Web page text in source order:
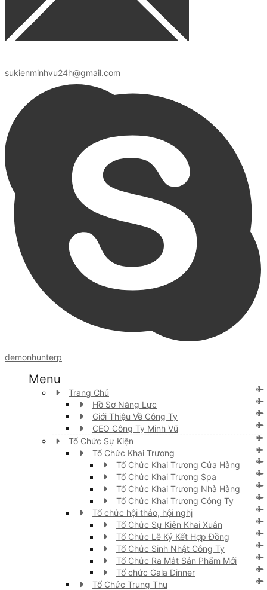
sukienminhvu24h@gmail.com
demonhunterp
Menu
Trang Chủ
Hồ Sơ Năng Lực
Giới Thiệu Về Công Ty
CEO Công Ty Minh Vũ
Tổ Chức Sự Kiện
Tổ Chức Khai Trương
Tổ Chức Khai Trương Cửa Hàng
Tổ Chức Khai Trương Spa
Tổ Chức Khai Trương Nhà Hàng
Tổ Chức Khai Trương Công Ty
Tổ chức hội thảo, hội nghị
Tổ Chức Sự Kiện Khai Xuân
Tổ Chức Lễ Ký Kết Hợp Đồng
Tổ Chức Sinh Nhật Công Ty
Tổ Chức Ra Mắt Sản Phẩm Mới
Tổ chức Gala Dinner
Tổ Chức Trung Thu